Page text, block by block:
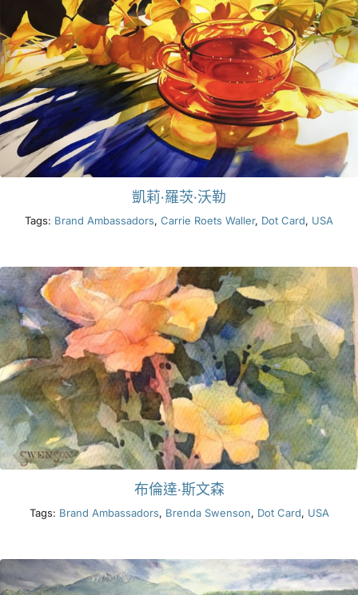
凱莉·羅茨·沃勒
Tags: Brand Ambassadors, Carrie Roets Waller, Dot Card, USA
布倫達·斯文森
Tags: Brand Ambassadors, Brenda Swenson, Dot Card, USA